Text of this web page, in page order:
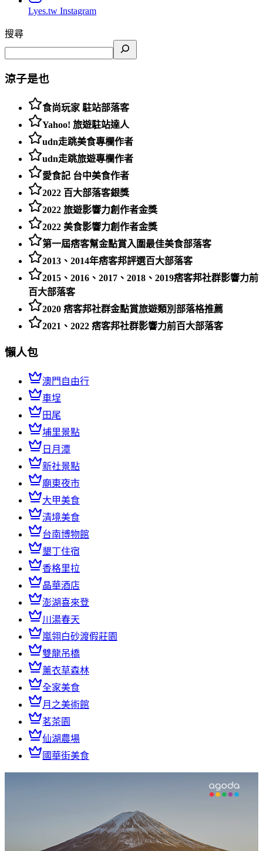
Lyes.tw Instagram
搜尋
涼子是也
食尚玩家 駐站部落客
Yahoo! 旅遊駐站達人
udn走跳美食專欄作者
udn走跳旅遊專欄作者
愛食記 台中美食作者
2022 百大部落客銀獎
2022 旅遊影響力創作者金獎
2022 美食影響力創作者金獎
第一屆痞客幫金點賞入圍最佳美食部落客
2013、2014年痞客邦評選百大部落客
2015、2016、2017、2018、2019痞客邦社群影響力前
百大部落客
2020 痞客邦社群金點賞旅遊類別部落格推薦
2021、2022 痞客邦社群影響力前百大部落客
懶人包
澳門自由行
車埕
田尾
埔里景點
日月潭
新社景點
廟東夜市
大甲美食
清境美食
台南博物館
墾丁住宿
香格里拉
晶華酒店
澎湖喜來登
川湯春天
嵐翎白砂渡假莊園
雙龍吊橋
薰衣草森林
全家美食
月之美術館
茗茶園
仙湖農場
國華街美食